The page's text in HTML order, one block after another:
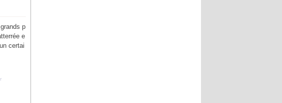
p
e
certai